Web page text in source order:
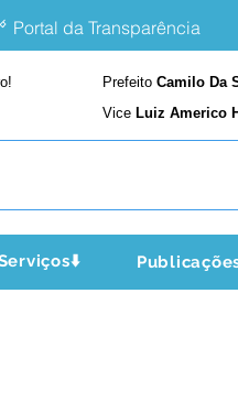
Portal da Transparência
Prefeito Camilo Da
Vice Luiz Americo